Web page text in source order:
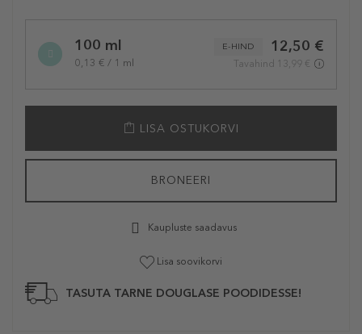
100 ml
0,13 € / 1 ml
12,50 €
E-HIND
Tavahind 13,99 €
LISA OSTUKORVI
BRONEERI
Kaupluste saadavus
Lisa soovikorvi
TASUTA TARNE DOUGLASE POODIDESSE!